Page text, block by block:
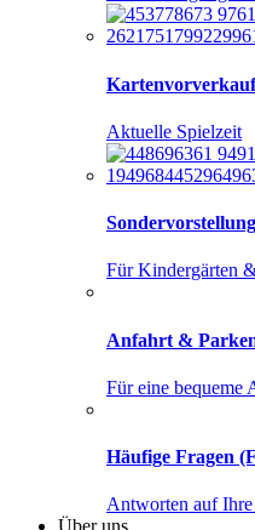
Kartenvorverkauf
Aktuelle Spielzeit
Für Kindergärten
Anfahrt &
Für eine bequeme
Häufige Fragen
Antworten auf Ihre